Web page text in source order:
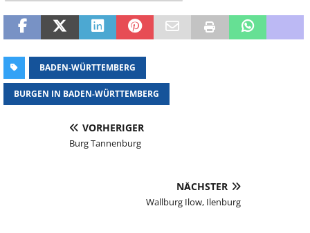
BADEN-WÜRTTEMBERG
BURGEN IN BADEN-WÜRTTEMBERG
VORHERIGER
Burg Tannenburg
NÄCHSTER
Wallburg Ilow, Ilenburg